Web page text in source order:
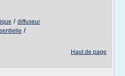
/ diffuseur
/
Haut de page